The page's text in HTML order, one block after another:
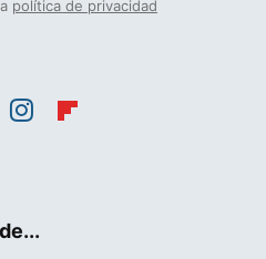
política de privacidad